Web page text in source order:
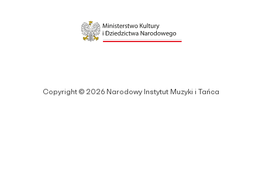
Copyright © 2026 Narodowy Instytut Muzyki i Tańca